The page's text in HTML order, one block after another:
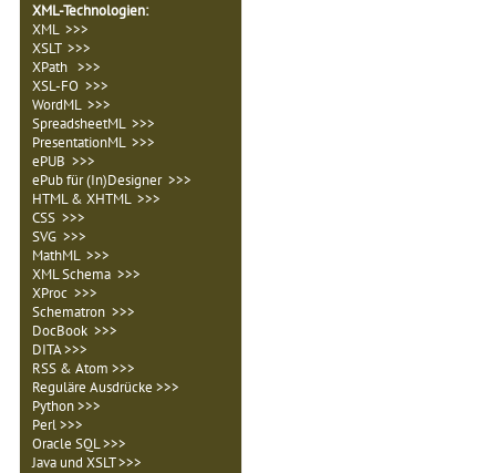
XML-Technologien:
XML >>>
XSLT >>>
XPath >>>
XSL-FO >>>
WordML >>>
SpreadsheetML >>>
PresentationML >>>
ePUB >>>
ePub für (In)Designer >>>
HTML & XHTML >>>
CSS >>>
SVG >>>
MathML >>>
XML Schema >>>
XProc >>>
Schematron >>>
DocBook >>>
DITA >>>
RSS & Atom >>>
Reguläre Ausdrücke >>>
Python >>>
Perl >>>
Oracle SQL >>>
Java und XSLT >>>